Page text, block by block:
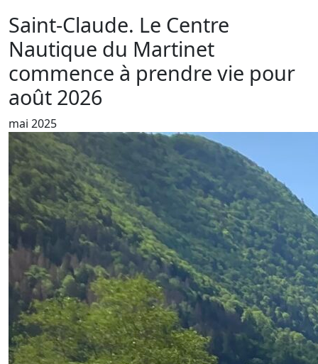
Saint-Claude. Le Centre
Nautique du Martinet
commence à prendre vie pour
août 2026
mai 2025